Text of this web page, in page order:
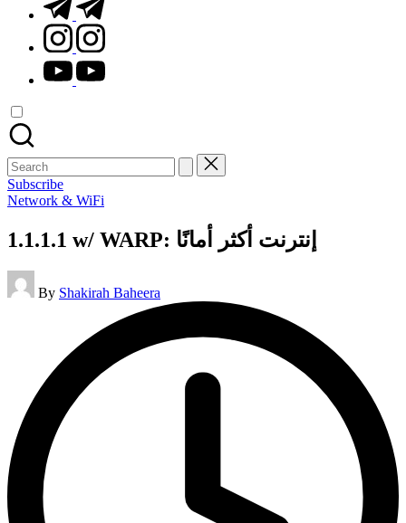
instagram.com
youtube.com
Search
for:
Subscribe
Posted
Network & WiFi
1.1.1.1 w/ WARP: إنترنت أكثر أمانًا
Posted
by
By Shakirah Baheera